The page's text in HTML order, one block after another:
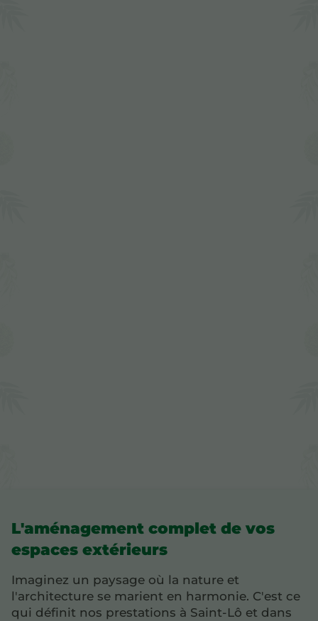
L'aménagement complet de vos
espaces extérieurs
Imaginez un paysage où la nature et
l'architecture se marient en harmonie. C'est ce
qui définit nos prestations à Saint-Lô et dans